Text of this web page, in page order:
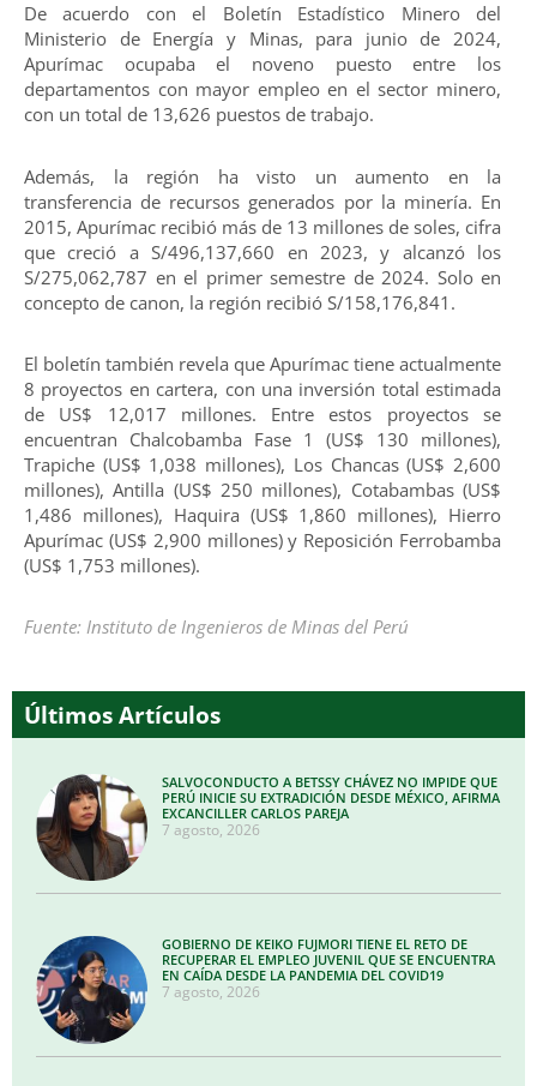
De acuerdo con el Boletín Estadístico Minero del
Ministerio de Energía y Minas, para junio de 2024,
Apurímac ocupaba el noveno puesto entre los
departamentos con mayor empleo en el sector minero,
con un total de 13,626 puestos de trabajo.
Además, la región ha visto un aumento en la
transferencia de recursos generados por la minería. En
2015, Apurímac recibió más de 13 millones de soles, cifra
que creció a S/496,137,660 en 2023, y alcanzó los
S/275,062,787 en el primer semestre de 2024. Solo en
concepto de canon, la región recibió S/158,176,841.
El boletín también revela que Apurímac tiene actualmente
8 proyectos en cartera, con una inversión total estimada
de US$ 12,017 millones. Entre estos proyectos se
encuentran Chalcobamba Fase 1 (US$ 130 millones),
Trapiche (US$ 1,038 millones), Los Chancas (US$ 2,600
millones), Antilla (US$ 250 millones), Cotabambas (US$
1,486 millones), Haquira (US$ 1,860 millones), Hierro
Apurímac (US$ 2,900 millones) y Reposición Ferrobamba
(US$ 1,753 millones).
Fuente: Instituto de Ingenieros de Minas del Perú
Últimos Artículos
SALVOCONDUCTO A BETSSY CHÁVEZ NO IMPIDE QUE
PERÚ INICIE SU EXTRADICIÓN DESDE MÉXICO, AFIRMA
EXCANCILLER CARLOS PAREJA
7 agosto, 2026
GOBIERNO DE KEIKO FUJMORI TIENE EL RETO DE
RECUPERAR EL EMPLEO JUVENIL QUE SE ENCUENTRA
EN CAÍDA DESDE LA PANDEMIA DEL COVID19
7 agosto, 2026